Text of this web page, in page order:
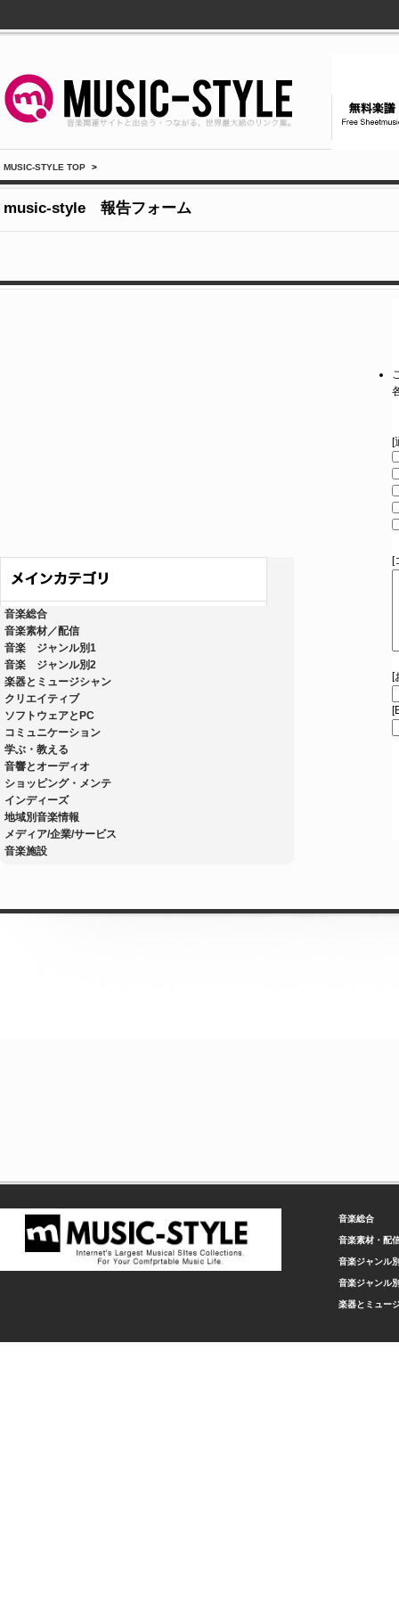
MUSIC-STYLE TOP >
music-style 報告フォーム
音楽総合
音楽素材／配信
音楽 ジャンル別1
音楽 ジャンル別2
楽器とミュージシャン
クリエイティブ
ソフトウェアとPC
コミュニケーション
学ぶ・教える
音響とオーディオ
ショッピング・メンテ
インディーズ
地域別音楽情報
メディア/企業/サービス
音楽施設
[
[
[
音楽総合
音楽素材・配
音楽ジャンル
音楽ジャンル
楽器とミュー